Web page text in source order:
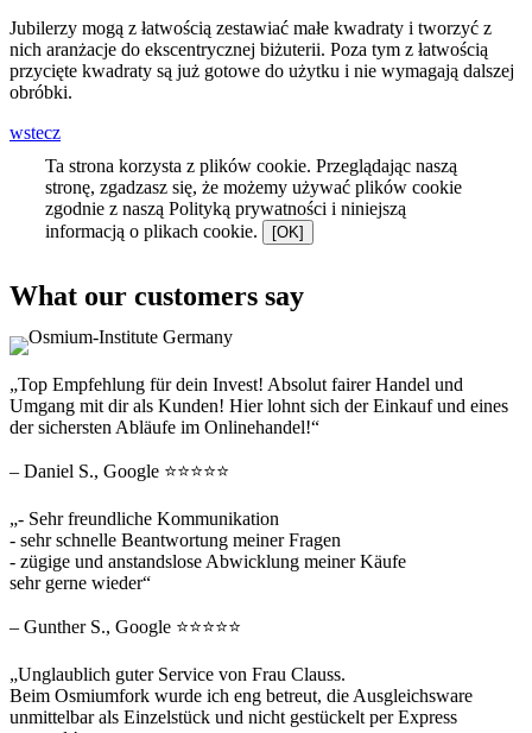
Jubilerzy mogą z łatwością zestawiać małe kwadraty i tworzyć z
nich aranżacje do ekscentrycznej biżuterii. Poza tym z łatwością
przycięte kwadraty są już gotowe do użytku i nie wymagają dalszej
obróbki.
wstecz
Ta strona korzysta z plików cookie. Przeglądając naszą
stronę, zgadzasz się, że możemy używać plików cookie
zgodnie z naszą Polityką prywatności i niniejszą
informacją o plikach cookie.
[OK]
What our customers say
„Top Empfehlung für dein Invest! Absolut fairer Handel und
Umgang mit dir als Kunden! Hier lohnt sich der Einkauf und eines
der sichersten Abläufe im Onlinehandel!“
– Daniel S., Google ⭐⭐⭐⭐⭐
„- Sehr freundliche Kommunikation
- sehr schnelle Beantwortung meiner Fragen
- zügige und anstandslose Abwicklung meiner Käufe
sehr gerne wieder“
– Gunther S., Google ⭐⭐⭐⭐⭐
„Unglaublich guter Service von Frau Clauss.
Beim Osmiumfork wurde ich eng betreut, die Ausgleichsware
unmittelbar als Einzelstück und nicht gestückelt per Express